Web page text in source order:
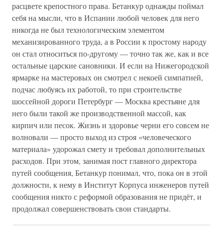
расцвете крепостного права. Бетанкур однажды поймал
себя на мысли, что в Испании любой человек для него
никогда не был технологическим элементом
механизированного труда, а в России к простому народу
он стал относиться по-другому — точно так же, как и все
остальные царские сановники. И если на Нижегородской
ярмарке на мастеровых он смотрел с некоей симпатией,
подчас любуясь их работой, то при строительстве
шоссейной дороги Петербург — Москва крестьяне для
него были такой же производственной массой, как
кирпич или песок. Жизнь и здоровье черни его совсем не
волновали — просто выход из строя «человеческого
материала» удорожал смету и требовал дополнительных
расходов. При этом, занимая пост главного директора
путей сообщения, Бетанкур понимал, что, пока он в этой
должности, к нему в Институт Корпуса инженеров путей
сообщения никто с реформой образования не придёт, и
продолжал совершенствовать свои стандарты.